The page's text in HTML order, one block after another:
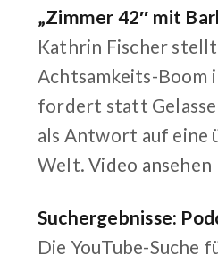
„Zimmer 42″ mit
Kathrin Fischer
Achtsamkeits-Boom
fordert statt
als Antwort auf eine
Welt.Video ansehen
Suchergebnisse:
Die YouTube-Suche